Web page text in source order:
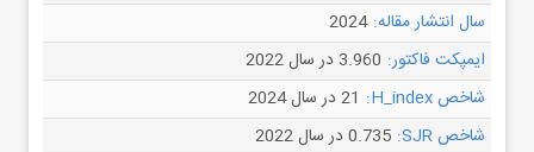
سال انتشار مقاله: 2024
ایمپکت فاکتور: 3.960 در سال 2022
شاخص H_index:
21 در سال 2024
شاخص SJR:
0.735 در سال 2022